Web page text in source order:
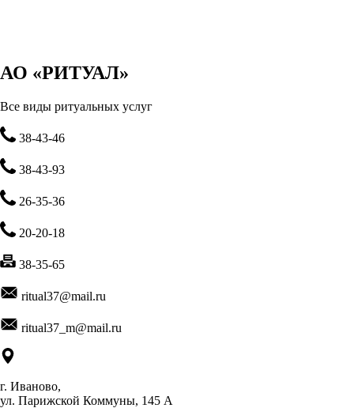
АО «РИТУАЛ»
Все виды ритуальных услуг
38-43-46
38-43-93
26-35-36
20-20-18
38-35-65
ritual37@mail.ru
ritual37_m@mail.ru
г. Иваново,
ул. Парижской Коммуны, 145 А